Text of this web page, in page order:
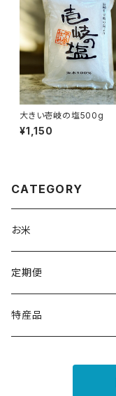
大きい壱岐の塩500g
¥1,150
CATEGORY
お米
定期便
特産品